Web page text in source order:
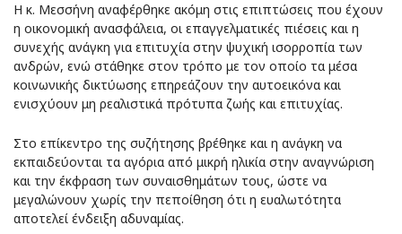
Η κ. Μεσσήνη αναφέρθηκε ακόμη στις επιπτώσεις που έχουν
η οικονομική ανασφάλεια, οι επαγγελματικές πιέσεις και η
συνεχής ανάγκη για επιτυχία στην ψυχική ισορροπία των
ανδρών, ενώ στάθηκε στον τρόπο με τον οποίο τα μέσα
κοινωνικής δικτύωσης επηρεάζουν την αυτοεικόνα και
ενισχύουν μη ρεαλιστικά πρότυπα ζωής και επιτυχίας.
Στο επίκεντρο της συζήτησης βρέθηκε και η ανάγκη να
εκπαιδεύονται τα αγόρια από μικρή ηλικία στην αναγνώριση
και την έκφραση των συναισθημάτων τους, ώστε να
μεγαλώνουν χωρίς την πεποίθηση ότι η ευαλωτότητα
αποτελεί ένδειξη αδυναμίας.